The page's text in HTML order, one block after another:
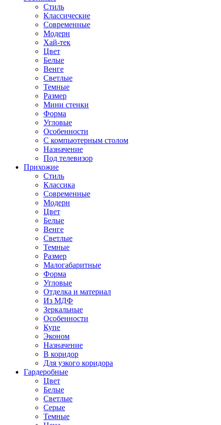
Стиль
Классические
Современные
Модерн
Хай-тек
Цвет
Белые
Венге
Светлые
Темные
Размер
Мини стенки
Форма
Угловые
Особенности
С компьютерным столом
Назначение
Под телевизор
Прихожие
Стиль
Классика
Современные
Модерн
Цвет
Белые
Венге
Светлые
Темные
Размер
Малогабаритные
Форма
Угловые
Отделка и материал
Из МДФ
Зеркальные
Особенности
Купе
Эконом
Назначение
В коридор
Для узкого коридора
Гардеробные
Цвет
Белые
Светлые
Серые
Темные